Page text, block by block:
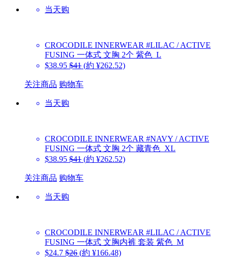
当天购
CROCODILE INNERWEAR #LILAC / ACTIVE
FUSING 一体式 文胸 2个 紫色_L
$38.95 $41 (約 ¥262.52)
关注商品 购物车
当天购
CROCODILE INNERWEAR #NAVY / ACTIVE
FUSING 一体式 文胸 2个 藏青色_XL
$38.95 $41 (約 ¥262.52)
关注商品 购物车
当天购
CROCODILE INNERWEAR #LILAC / ACTIVE
FUSING 一体式 文胸内裤 套装 紫色_M
$24.7 $26 (約 ¥166.48)